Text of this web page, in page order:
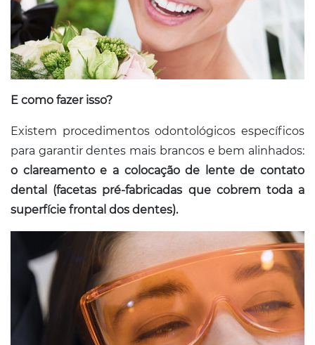
E como fazer isso?
Existem procedimentos odontológicos específicos
para garantir dentes mais brancos e bem alinhados:
o clareamento e a colocação de lente de contato
dental (facetas pré-fabricadas que cobrem toda a
superfície frontal dos dentes).